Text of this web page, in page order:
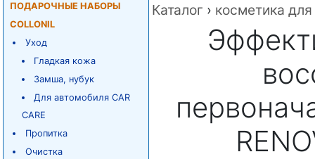
ПОДАРОЧНЫЕ НАБОРЫ
COLLONIL
Уход
Гладкая кожа
Замша, нубук
Для автомобиля CAR
CARE
Пропитка
Очистка
Каталог › косметика